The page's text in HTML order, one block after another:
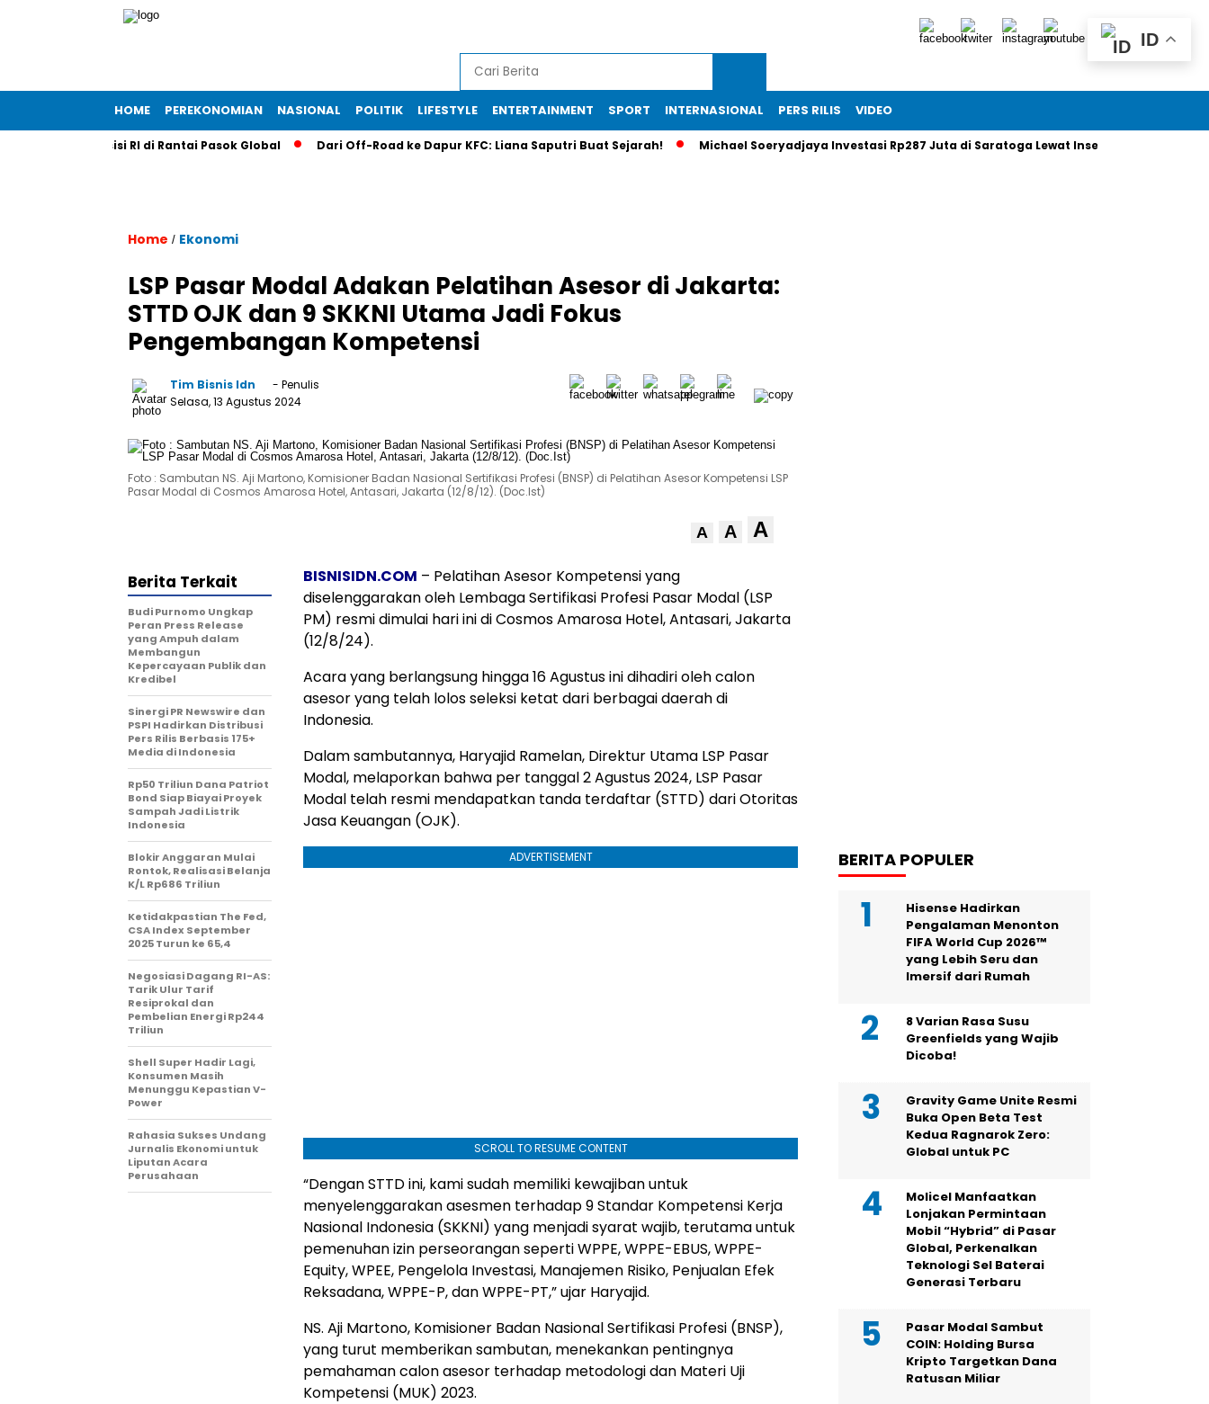
HOME PEREKONOMIAN NASIONAL POLITIK LIFESTYLE ENTERTAINMENT SPORT INTERNASIONAL PERS RILIS VIDEO
Posisi RI di Rantai Pasok Global Dari Off-Road ke Dapur KFC: Liana Saputri Buat Sejarah! Michael Soeryadjaya Investasi Rp287 Juta di Saratoga Lewat Insentif Saham
Home / Ekonomi
LSP Pasar Modal Adakan Pelatihan Asesor di Jakarta:
STTD OJK dan 9 SKKNI Utama Jadi Fokus
Pengembangan Kompetensi
Tim Bisnis Idn
- Penulis
Selasa, 13 Agustus 2024
Foto : Sambutan NS. Aji Martono, Komisioner Badan Nasional Sertifikasi Profesi (BNSP) di Pelatihan Asesor Kompetensi LSP
Pasar Modal di Cosmos Amarosa Hotel, Antasari, Jakarta (12/8/12). (Doc.Ist)
A A A
BISNISIDN.COM – Pelatihan Asesor Kompetensi yang
diselenggarakan oleh Lembaga Sertifikasi Profesi Pasar Modal (LSP
PM) resmi dimulai hari ini di Cosmos Amarosa Hotel, Antasari, Jakarta
(12/8/24).
Acara yang berlangsung hingga 16 Agustus ini dihadiri oleh calon
asesor yang telah lolos seleksi ketat dari berbagai daerah di
Indonesia.
Dalam sambutannya, Haryajid Ramelan, Direktur Utama LSP Pasar
Modal, melaporkan bahwa per tanggal 2 Agustus 2024, LSP Pasar
Modal telah resmi mendapatkan tanda terdaftar (STTD) dari Otoritas
Jasa Keuangan (OJK).
ADVERTISEMENT
SCROLL TO RESUME CONTENT
“Dengan STTD ini, kami sudah memiliki kewajiban untuk
menyelenggarakan asesmen terhadap 9 Standar Kompetensi Kerja
Nasional Indonesia (SKKNI) yang menjadi syarat wajib, terutama untuk
pemenuhan izin perseorangan seperti WPPE, WPPE-EBUS, WPPE-
Equity, WPEE, Pengelola Investasi, Manajemen Risiko, Penjualan Efek
Reksadana, WPPE-P, dan WPPE-PT,” ujar Haryajid.
NS. Aji Martono, Komisioner Badan Nasional Sertifikasi Profesi (BNSP),
yang turut memberikan sambutan, menekankan pentingnya
pemahaman calon asesor terhadap metodologi dan Materi Uji
Kompetensi (MUK) 2023.
Berita Terkait
Budi Purnomo Ungkap
Peran Press Release
yang Ampuh dalam
Membangun
Kepercayaan Publik dan
Kredibel
Sinergi PR Newswire dan
PSPI Hadirkan Distribusi
Pers Rilis Berbasis 175+
Media di Indonesia
Rp50 Triliun Dana Patriot
Bond Siap Biayai Proyek
Sampah Jadi Listrik
Indonesia
Blokir Anggaran Mulai
Rontok, Realisasi Belanja
K/L Rp686 Triliun
Ketidakpastian The Fed,
CSA Index September
2025 Turun ke 65,4
Negosiasi Dagang RI-AS:
Tarik Ulur Tarif
Resiprokal dan
Pembelian Energi Rp244
Triliun
Shell Super Hadir Lagi,
Konsumen Masih
Menunggu Kepastian V-
Power
Rahasia Sukses Undang
Jurnalis Ekonomi untuk
Liputan Acara
Perusahaan
BERITA POPULER
Hisense Hadirkan
Pengalaman Menonton
FIFA World Cup 2026™
yang Lebih Seru dan
Imersif dari Rumah
8 Varian Rasa Susu
Greenfields yang Wajib
Dicoba!
Gravity Game Unite Resmi
Buka Open Beta Test
Kedua Ragnarok Zero:
Global untuk PC
Molicel Manfaatkan
Lonjakan Permintaan
Mobil “Hybrid” di Pasar
Global, Perkenalkan
Teknologi Sel Baterai
Generasi Terbaru
Pasar Modal Sambut
COIN: Holding Bursa
Kripto Targetkan Dana
Ratusan Miliar
ID